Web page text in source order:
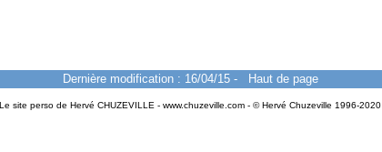
Dernière modification : 16/04/15- Haut de page
Le site perso de Hervé CHUZEVILLE - www.chuzeville.com - © Hervé Chuzeville 1996-2020